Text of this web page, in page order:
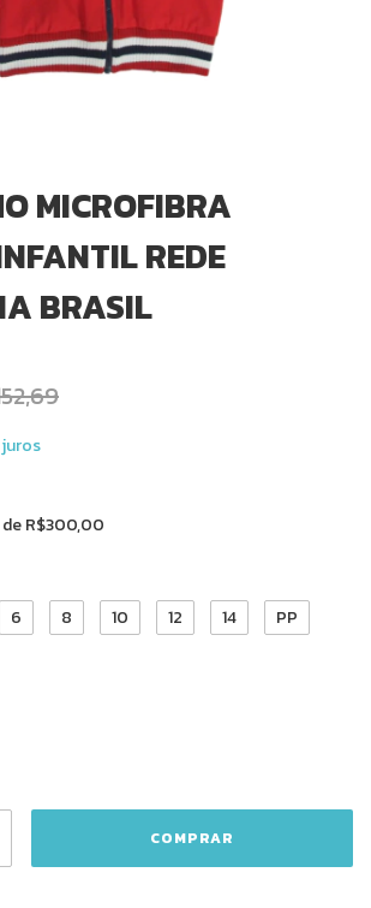
MICROFIBRA
REDE
BRASIL
R$300,00
6 8 10 12 14 PP